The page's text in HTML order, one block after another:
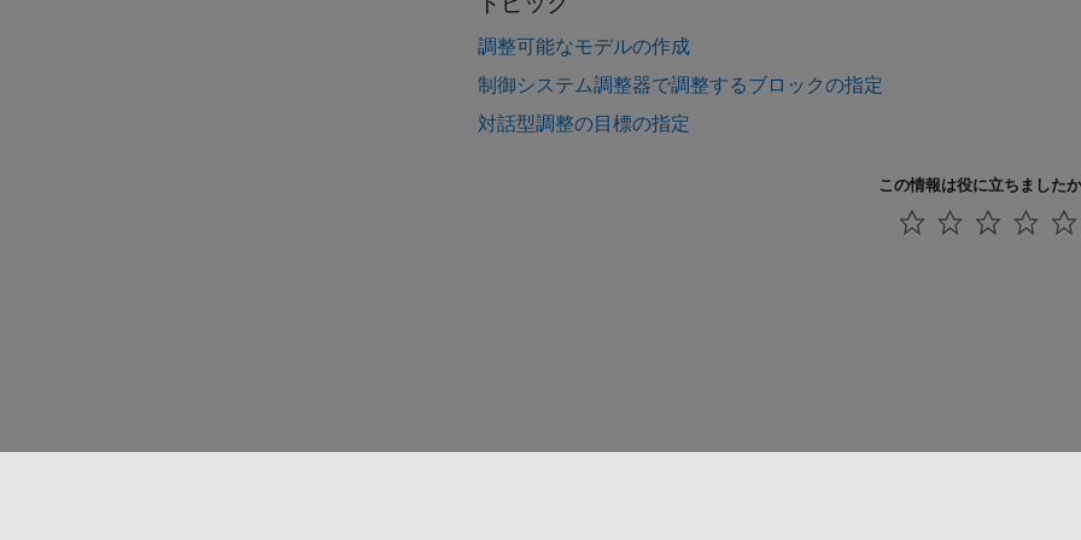
調整可能なモデルの作成
制御システム調整器で調整するブロックの指定
対話型調整の目標の指定
この情報は役に立ちました